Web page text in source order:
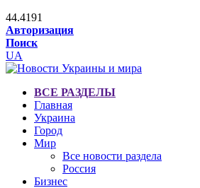
44.4191
Авторизация
Поиск
UA
ВСЕ РАЗДЕЛЫ
Главная
Украина
Город
Мир
Все новости раздела
Россия
Бизнес